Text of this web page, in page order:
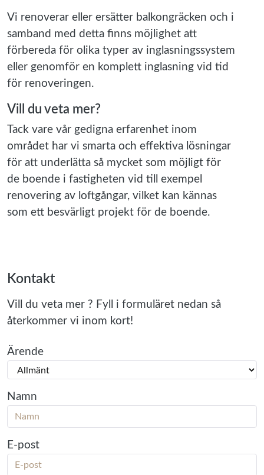
Vi renoverar eller ersätter balkongräcken och i
samband med detta finns möjlighet att
förbereda för olika typer av inglasningssystem
eller genomför en komplett inglasning vid tid
för renoveringen.
Vill du veta mer?
Tack vare vår gedigna erfarenhet inom
området har vi smarta och effektiva lösningar
för att underlätta så mycket som möjligt för
de boende i fastigheten vid till exempel
renovering av loftgångar, vilket kan kännas
som ett besvärligt projekt för de boende.
Kontakt
Vill du veta mer ? Fyll i formuläret nedan så
återkommer vi inom kort!
Ärende
Namn
E-post